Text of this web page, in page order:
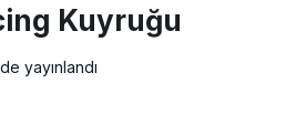
Kuyruğu
yayınlandı